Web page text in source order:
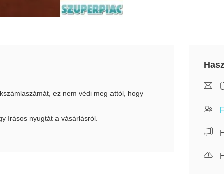
ez nem védi meg attól, hogy
írásos nyugtát a vásárlásról.